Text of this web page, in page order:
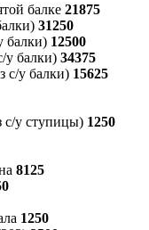
балке 21875
31250
балки) 12500
у балки) 34375
с/у балки) 15625
с/у ступицы) 1250
8125
1250